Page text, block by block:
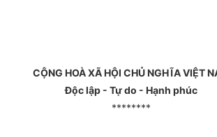
CỘNG HOÀ XÃ HỘI CHỦ NGHĨA VIỆT
Độc lập - Tự do - Hạnh phúc
********